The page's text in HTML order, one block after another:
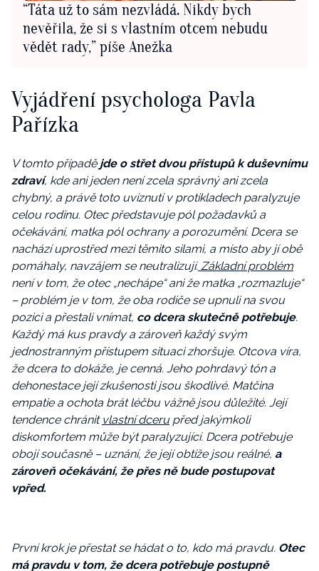
“Táta už to sám nezvládá. Nikdy bych
nevěřila, že si s vlastním otcem nebudu
vědět rady,” píše Anežka
Vyjádření psychologa Pavla
Pařízka
V tomto případějde o střet dvou přístupů k duševnímu
zdraví, kde ani jeden není zcela správný ani zcela
chybný, a právě toto uvíznutí v protikladech paralyzuje
celou rodinu. Otec představuje pól požadavků a
očekávání, matka pól ochrany a porozumění. Dcera se
nachází uprostřed mezi těmito silami, a místo aby jí obě
pomáhaly, navzájem se neutralizují. Základní problém
není v tom, že otec „nechápe“ ani že matka „rozmazluje“
– problém je v tom, že oba rodiče se upnuli na svou
pozici a přestali vnímat, co dcera skutečně potřebuje.
Každý má kus pravdy a zároveň každý svým
jednostranným přístupem situaci zhoršuje. Otcova víra,
že dcera to dokáže, je cenná. Jeho pohrdavý tón a
dehonestace její zkušenosti jsou škodlivé. Matčina
empatie a ochota brát léčbu vážně jsou důležité. Její
tendence chránit vlastní dcerupřed jakýmkoli
diskomfortem může být paralyzující. Dcera potřebuje
obojí současně – uznání, že její obtíže jsou reálné, a
zároveň očekávání, že přes ně bude postupovat
vpřed.
První krok je přestat se hádat o to, kdo má pravdu. Otec
má pravdu v tom, že dcera potřebuje postupně